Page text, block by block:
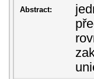
Abstract: